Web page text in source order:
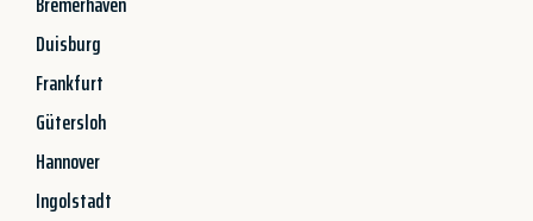
Duisburg
Frankfurt
Gütersloh
Hannover
Ingolstadt